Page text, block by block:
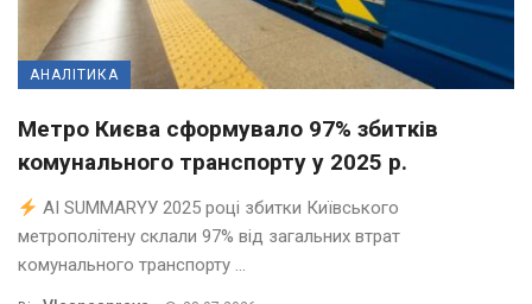
АНАЛІТИКА
Метро Києва сформувало 97% збитків
комунального транспорту у 2025 р.
AI SUMMARYУ 2025 році збитки Київського
метрополітену склали 97% від загальних втрат
комунального транспорту ...